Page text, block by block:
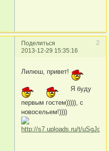
Поделиться
2
2013-12-29 15:35:16
Лилюш, привет!
Я буду
первым гостем))))), с
новосельем!))))